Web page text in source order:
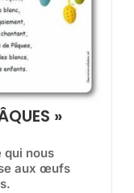
»
qui nous
aux œufs